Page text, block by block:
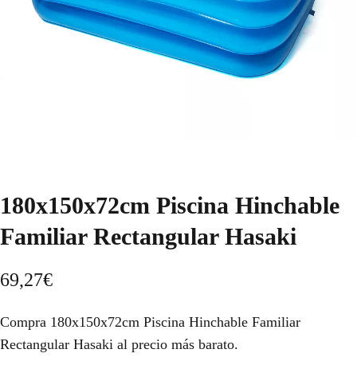
180x150x72cm Piscina Hinchable
Familiar Rectangular Hasaki
69,27€
Compra 180x150x72cm Piscina Hinchable Familiar
Rectangular Hasaki al precio más barato.